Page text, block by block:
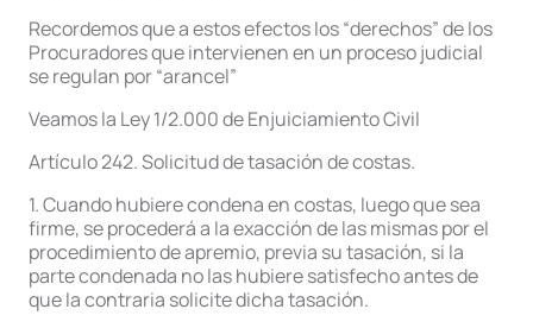
Recordemos que a estos efectos los “derechos” de los
Procuradores que intervienen en un proceso judicial
se regulan por “arancel”
Veamos la Ley 1/2.000 de Enjuiciamiento Civil
Artículo 242. Solicitud de tasación de costas.
1. Cuando hubiere condena en costas, luego que sea
firme, se procederá a la exacción de las mismas por el
procedimiento de apremio, previa su tasación, si la
parte condenada no las hubiere satisfecho antes de
que la contraria solicite dicha tasación.